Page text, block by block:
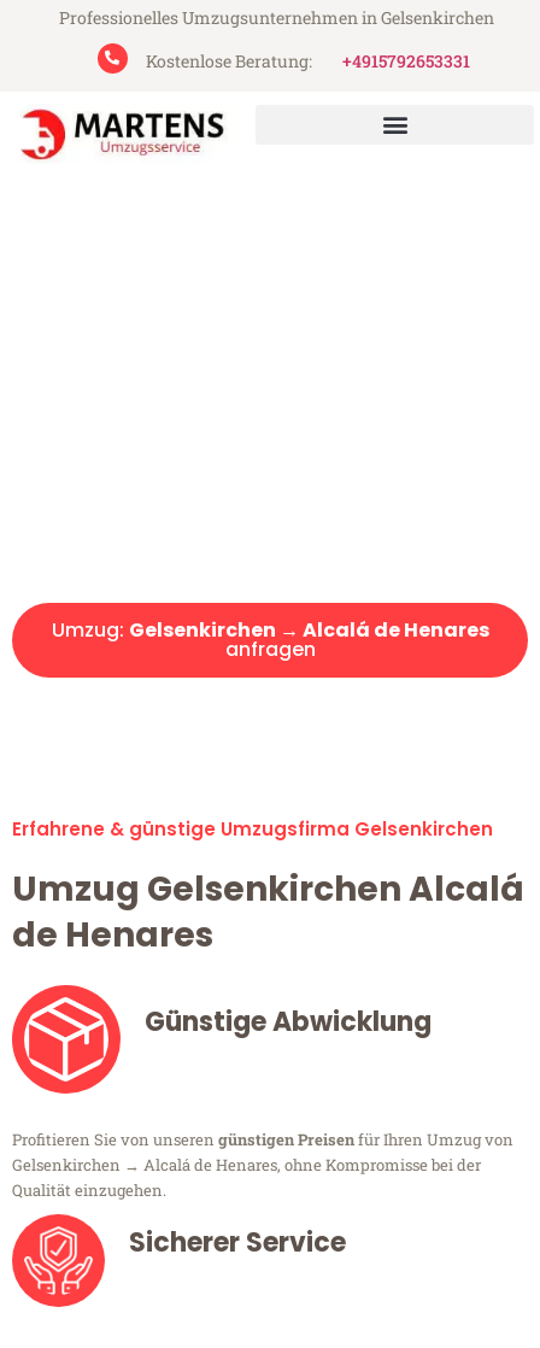
Professionelles Umzugsunternehmen in Gelsenkirchen
Kostenlose Beratung:
+4915792653331
Umzug: Gelsenkirchen → Alcalá de Henares
anfragen
Erfahrene & günstige Umzugsfirma Gelsenkirchen
Umzug Gelsenkirchen Alcalá
de Henares
Günstige Abwicklung
Profitieren Sie von unseren günstigen Preisenfür Ihren Umzug von
Gelsenkirchen → Alcalá de Henares, ohne Kompromisse bei der
Qualität einzugehen.
Sicherer Service